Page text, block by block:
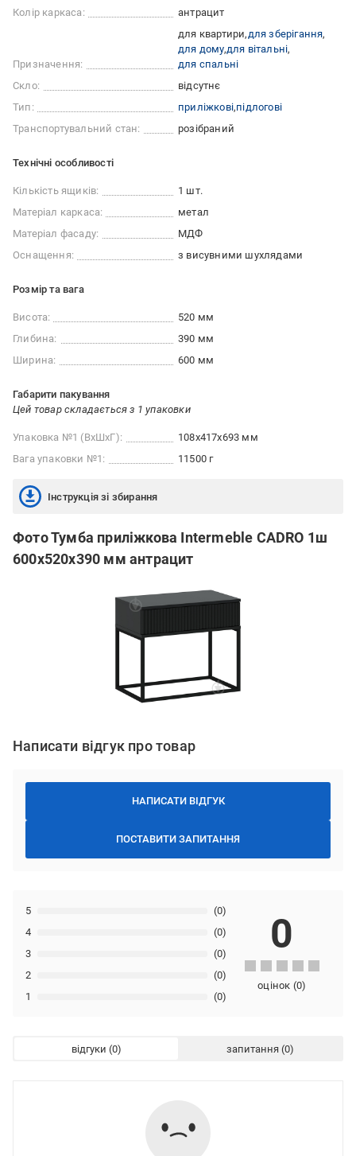
Колір каркаса: антрацит
Призначення:
для квартири для зберігання
для дому для вітальні
для спальні
Скло:
відсутнє
Тип:
приліжкові підлогові
Транспортувальний стан:
розібраний
Технічні особливості
Кількість ящиків:
1 шт.
Матеріал каркаса:
метал
Матеріал фасаду:
МДФ
Оснащення:
з висувними шухлядами
Розмір та вага
Висота:
520 мм
Глибина:
390 мм
Ширина:
600 мм
Габарити пакування
Цей товар складається з 1 упаковки
Упаковка №1 (ВхШхГ):
108x417x693 мм
Вага упаковки №1:
11500 г
Інструкція зі збирання
Фото Тумба приліжкова Intermeble CADRO 1ш
600x520x390 мм антрацит
Написати відгук про товар
НАПИСАТИ ВІДГУК
ПОСТАВИТИ ЗАПИТАННЯ
1 (0)
2 (0)
3 (0)
4 (0)
5 (0)
0
оцінок (0)
відгуки запитання